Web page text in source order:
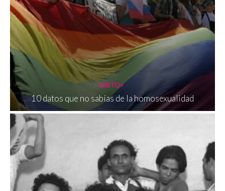
LGBTQ+
10 datos que no sabías de la homosexualidad